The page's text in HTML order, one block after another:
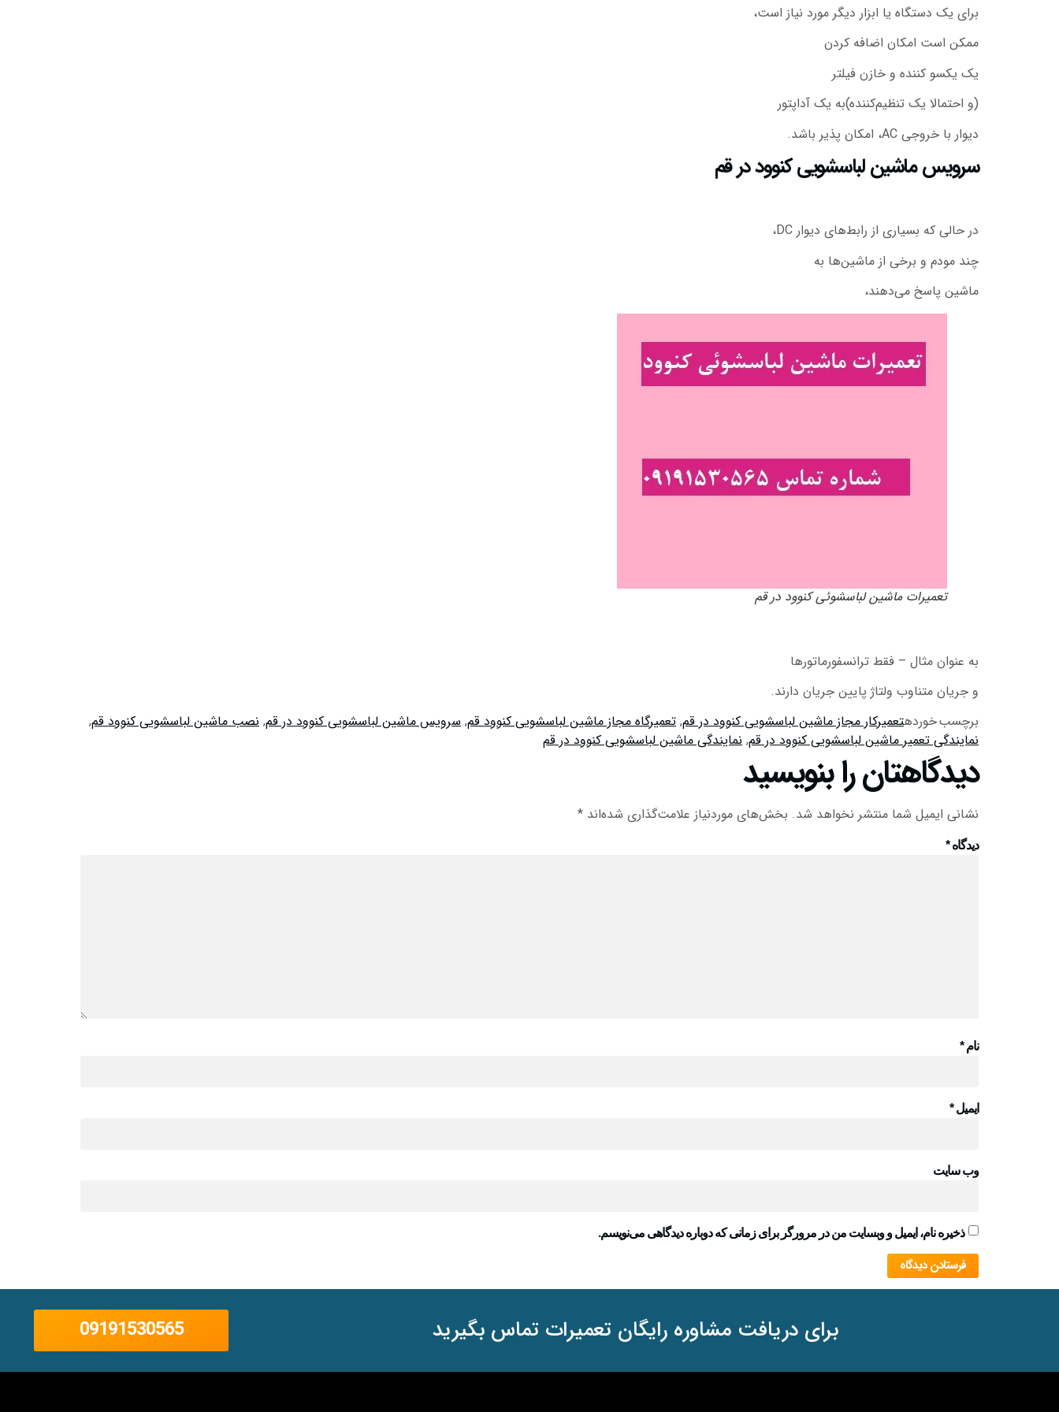
برای یک دستگاه یا ابزار دیگر مورد نیاز است،
ممکن است امکان اضافه کردن
یک یکسو کننده و خازن فیلتر
(و احتمالا یک تنظیم‌کننده)به یک آداپتور
دیوار با خروجی AC، امکان پذیر باشد.
سرویس ماشین لباسشویی کنوود در قم
در حالی که بسیاری از رابط‌های دیوار DC،
چند مودم و برخی از ماشین‌ها به
ماشین پاسخ می‌دهند،
تعمیرات ماشین لباسشوئی کنوود در قم
به عنوان مثال – فقط ترانسفورماتورها
و جریان متناوب ولتاژ پایین جریان دارند.
برچسب خوردهتعمیرکار مجاز ماشین لباسشویی کنوود در قم, تعمیرگاه مجاز ماشین لباسشویی کنوود قم, سرویس ماشین لباسشویی کنوود در قم, نصب ماشین لباسشویی کنوود قم,
نمایندگی تعمیر ماشین لباسشویی کنوود در قم, نمایندگی ماشین لباسشویی کنوود در قم
دیدگاهتان را بنویسید
نشانی ایمیل شما منتشر نخواهد شد. بخش‌های موردنیاز علامت‌گذاری شده‌اند *
دیدگاه*
نام*
ایمیل*
وب‌ سایت
ذخیره نام، ایمیل و وبسایت من در مرورگر برای زمانی که دوباره دیدگاهی می‌نویسم.
برای دریافت مشاوره رایگان تعمیرات تماس بگیرید 09191530565